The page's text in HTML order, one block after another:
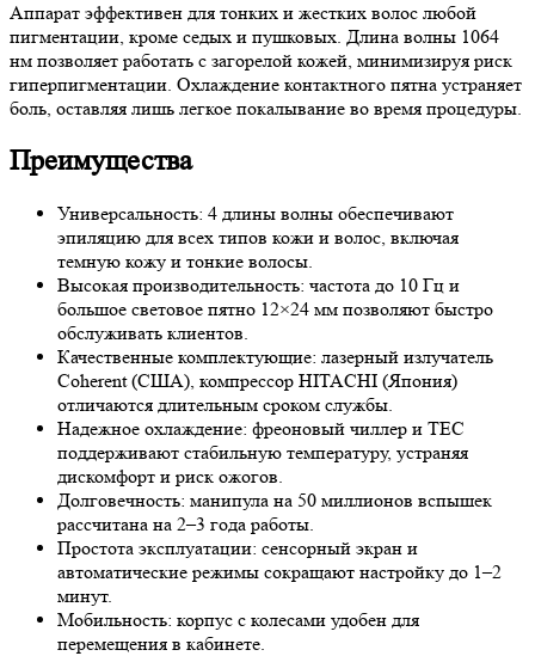
Аппарат эффективен для тонких и жестких волос любой
пигментации, кроме седых и пушковых. Длина волны 1064
нм позволяет работать с загорелой кожей, минимизируя риск
гиперпигментации. Охлаждение контактного пятна устраняет
боль, оставляя лишь легкое покалывание во время процедуры.
Преимущества
Универсальность: 4 длины волны обеспечивают
эпиляцию для всех типов кожи и волос, включая
темную кожу и тонкие волосы.
Высокая производительность: частота до 10 Гц и
большое световое пятно 12×24 мм позволяют быстро
обслуживать клиентов.
Качественные комплектующие: лазерный излучатель
Coherent (США), компрессор HITACHI (Япония)
отличаются длительным сроком службы.
Надежное охлаждение: фреоновый чиллер и TEC
поддерживают стабильную температуру, устраняя
дискомфорт и риск ожогов.
Долговечность: манипула на 50 миллионов вспышек
рассчитана на 2–3 года работы.
Простота эксплуатации: сенсорный экран и
автоматические режимы сокращают настройку до 1–2
минут.
Мобильность: корпус с колесами удобен для
перемещения в кабинете.